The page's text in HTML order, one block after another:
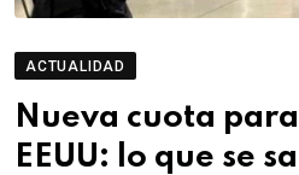
ACTUALIDAD
Nueva cuota
EEUU: lo que se